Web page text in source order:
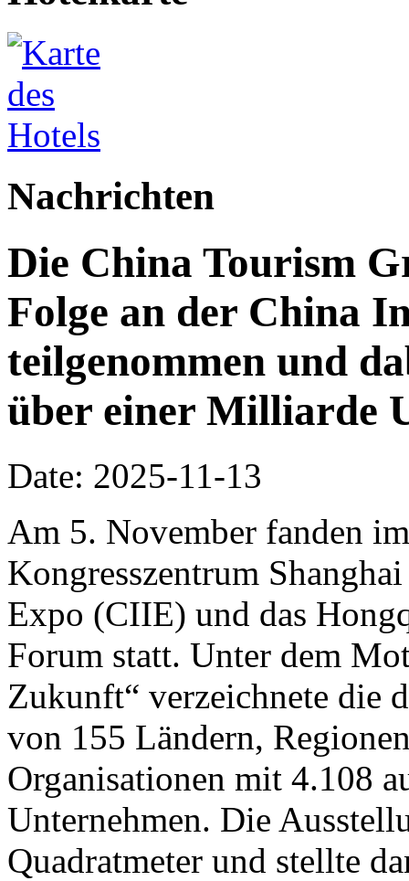
Nachrichten
Die China Tourism
Folge an der China
teilgenommen und
über einer Milliarde
Date: 2025-11-13
Am 5. November fanden
Kongresszentrum
Expo (CIIE) und das
Forum statt. Unter dem
Zukunft“ verzeichnete die
von 155 Ländern,
Organisationen mit 4.108
Unternehmen. Die
Quadratmeter und stellte